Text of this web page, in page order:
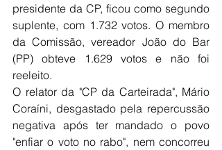
presidente da CP, ficou como segundo
suplente, com 1.732 votos. O membro
da Comissão, vereador João do Bar
(PP) obteve 1.629 votos e não foi
reeleito.
O relator da "CP da Carteirada", Mário
Coraíni, desgastado pela repercussão
negativa após ter mandado o povo
"enfiar o voto no rabo", nem concorreu